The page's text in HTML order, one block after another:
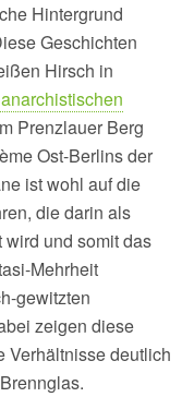
Hintergrund
Geschichten
Hirsch in
Prenzlauer Berg
Ost-Berlins der
ist wohl auf die
die darin als
und somit das
Mehrheit
gewitzten
zeigen diese
Verhältnisse deutlich